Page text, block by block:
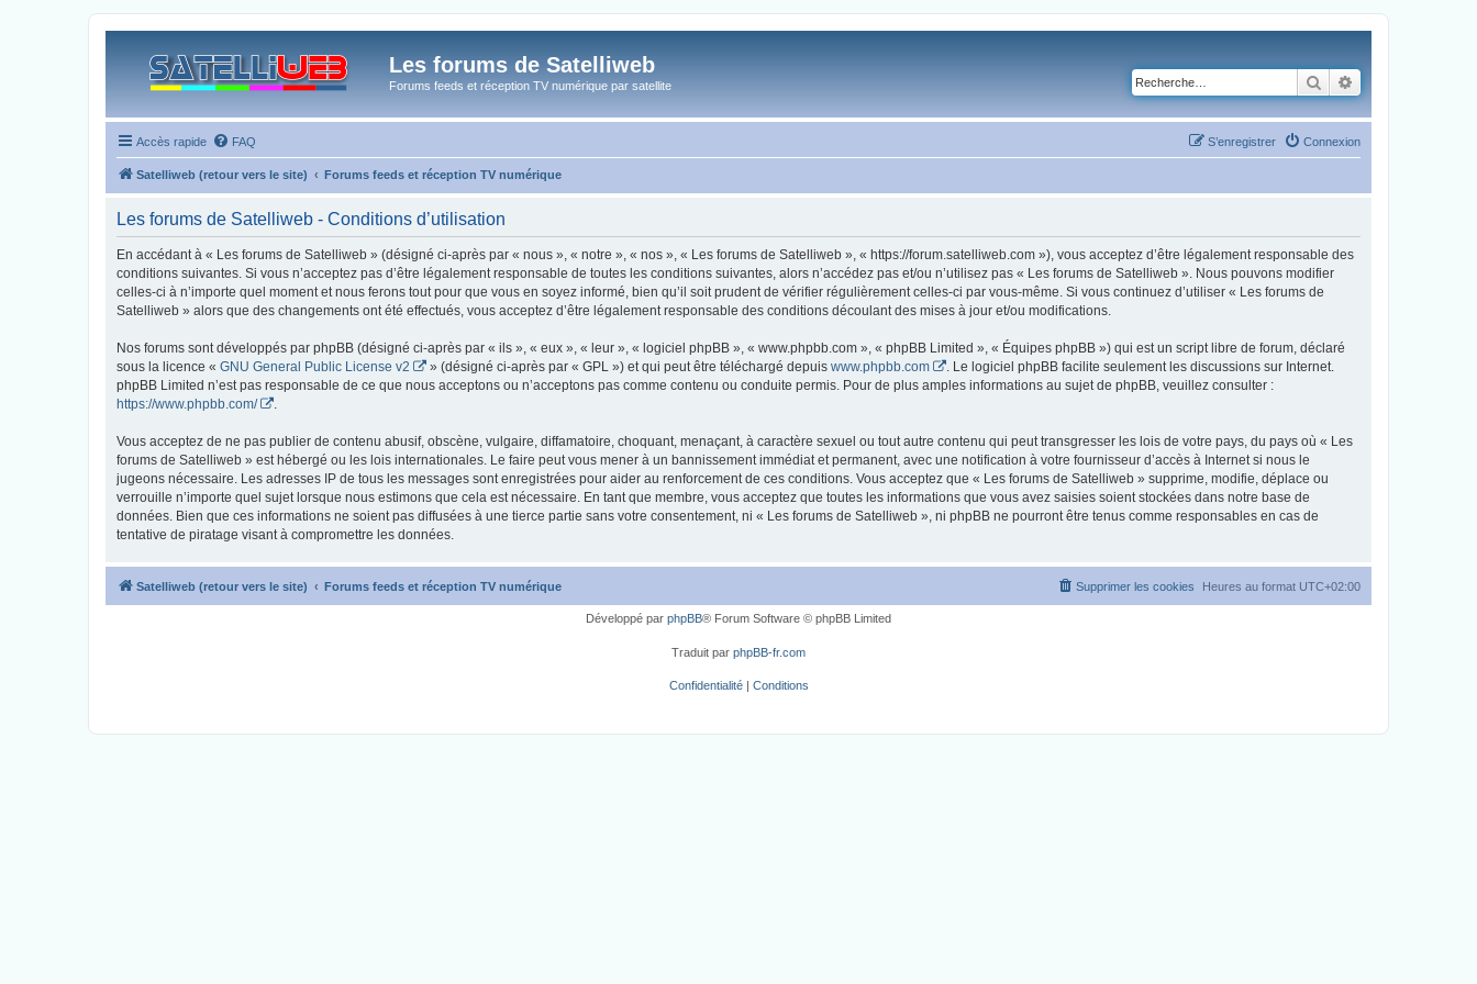
Les forums de Satelliweb
Forums feeds et réception TV numérique par satellite Rechercher
Accès rapide FAQ Connexion
S’enregistrer
Satelliweb (retour vers le site) Forums feeds et réception TV numérique
Les forums de Satelliweb - Conditions d’utilisation
En accédant à « Les forums de Satelliweb » (désigné ci-après par « nous », « notre », « nos », « Les forums de Satelliweb », « https://forum.satelliweb.com »), vous acceptez d’être légalement responsable des
conditions suivantes. Si vous n’acceptez pas d’être légalement responsable de toutes les conditions suivantes, alors n’accédez pas et/ou n’utilisez pas « Les forums de Satelliweb ». Nous pouvons modifier
celles-ci à n’importe quel moment et nous ferons tout pour que vous en soyez informé, bien qu’il soit prudent de vérifier régulièrement celles-ci par vous-même. Si vous continuez d’utiliser « Les forums de
Satelliweb » alors que des changements ont été effectués, vous acceptez d’être légalement responsable des conditions découlant des mises à jour et/ou modifications.
Nos forums sont développés par phpBB (désigné ci-après par « ils », « eux », « leur », « logiciel phpBB », « www.phpbb.com », « phpBB Limited », « Équipes phpBB ») qui est un script libre de forum, déclaré
sous la licence « GNU General Public License v2 » (désigné ci-après par « GPL ») et qui peut être téléchargé depuis www.phpbb.com
. Le logiciel phpBB facilite seulement les discussions sur Internet.
phpBB Limited n’est pas responsable de ce que nous acceptons ou n’acceptons pas comme contenu ou conduite permis. Pour de plus amples informations au sujet de phpBB, veuillez consulter :
https://www.phpbb.com/
.
Vous acceptez de ne pas publier de contenu abusif, obscène, vulgaire, diffamatoire, choquant, menaçant, à caractère sexuel ou tout autre contenu qui peut transgresser les lois de votre pays, du pays où « Les
forums de Satelliweb » est hébergé ou les lois internationales. Le faire peut vous mener à un bannissement immédiat et permanent, avec une notification à votre fournisseur d’accès à Internet si nous le
jugeons nécessaire. Les adresses IP de tous les messages sont enregistrées pour aider au renforcement de ces conditions. Vous acceptez que « Les forums de Satelliweb » supprime, modifie, déplace ou
verrouille n’importe quel sujet lorsque nous estimons que cela est nécessaire. En tant que membre, vous acceptez que toutes les informations que vous avez saisies soient stockées dans notre base de
données. Bien que ces informations ne soient pas diffusées à une tierce partie sans votre consentement, ni « Les forums de Satelliweb », ni phpBB ne pourront être tenus comme responsables en cas de
tentative de piratage visant à compromettre les données.
Satelliweb (retour vers le site) Forums feeds et réception TV numérique Heures au format UTC+02:00
Supprimer les cookies
Développé par phpBB® Forum Software © phpBB Limited
Traduit par phpBB-fr.com
Confidentialité| Conditions